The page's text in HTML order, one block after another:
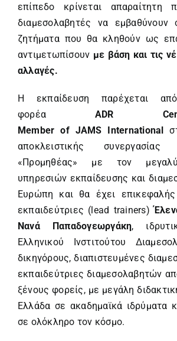
επίπεδο κρίνεται απαραίτητη
διαμεσολαβητές να εμβαθύνουν
ζητήματα που θα κληθούν ως
αντιμετωπίσουν με βάση και τις
αλλαγές.
Η εκπαίδευση παρέχεται
φορέα ADR
Member of JAMS International
αποκλειστικής
«Προμηθέας» με τον
υπηρεσιών εκπαίδευσης και
Ευρώπη και θα έχει επικεφαλής
εκπαιδεύτριες (lead trainers)
Νανά Παπαδογεωργάκη,
Ελληνικού Ινστιτούτου
δικηγόρους, διαπιστευμένες
εκπαιδεύτριες διαμεσολαβητών
ξένους φορείς, με μεγάλη
Ελλάδα σε ακαδημαϊκά ιδρύματα
σε ολόκληρο τον κόσμο.